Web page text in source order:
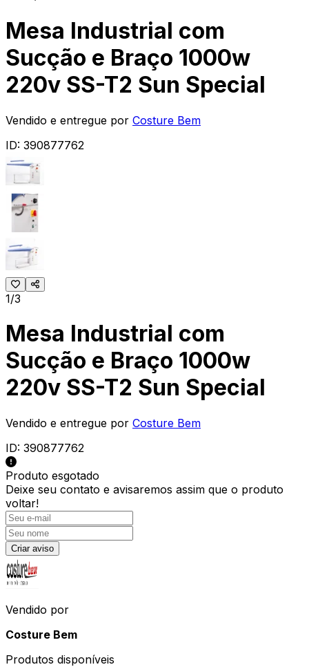
Mesa Industrial com
Sucção e Braço 1000w
220v SS-T2 Sun Special
Vendido e entregue por Costure Bem
ID: 390877762
1/3
Mesa Industrial com
Sucção e Braço 1000w
220v SS-T2 Sun Special
Vendido e entregue por Costure Bem
ID: 390877762
Produto esgotado
Deixe seu contato e avisaremos assim que o produto
voltar!
Criar aviso
Vendido por
Costure Bem
Produtos disponíveis